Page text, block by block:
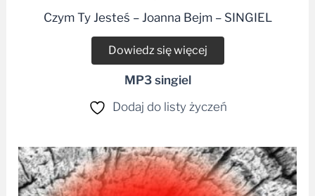
Dowiedz się więcej
MP3 singiel
Dodaj do listy życzeń